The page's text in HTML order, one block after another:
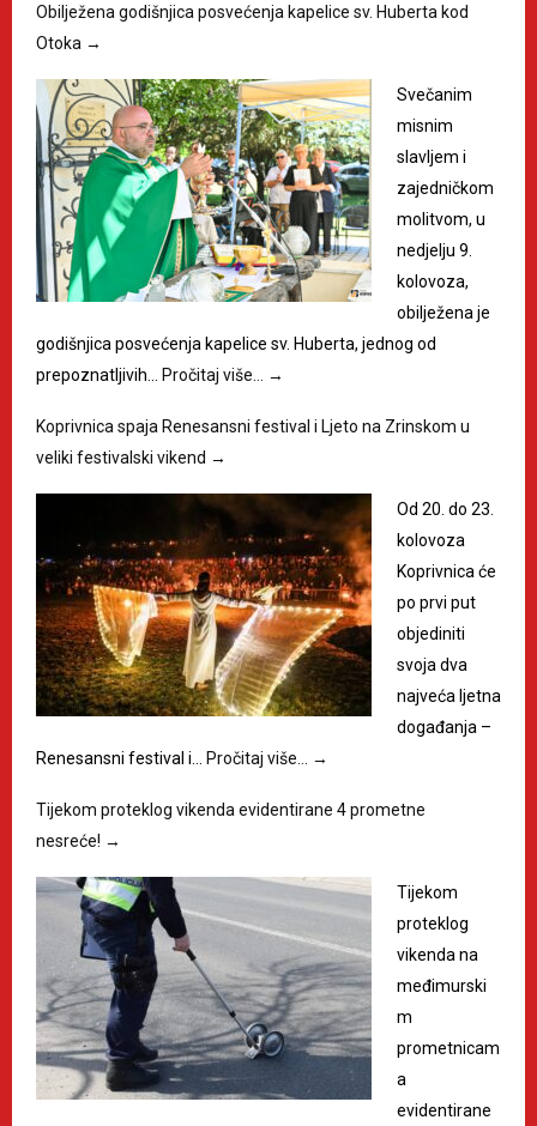
Obilježena godišnjica posvećenja kapelice sv. Huberta kod
Otoka →
Svečanim
misnim
slavljem i
zajedničkom
molitvom, u
nedjelju 9.
kolovoza,
obilježena je
godišnjica posvećenja kapelice sv. Huberta, jednog od
prepoznatljivih…
Pročitaj više… →
Koprivnica spaja Renesansni festival i Ljeto na Zrinskom u
veliki festivalski vikend →
Od 20. do 23.
kolovoza
Koprivnica će
po prvi put
objediniti
svoja dva
najveća ljetna
događanja –
Renesansni festival i…
Pročitaj više… →
Tijekom proteklog vikenda evidentirane 4 prometne
nesreće! →
Tijekom
proteklog
vikenda na
međimurski
m
prometnicam
a
evidentirane